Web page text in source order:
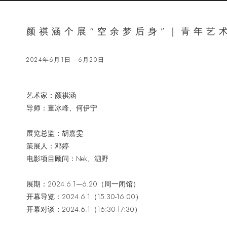
颜祺涵个展“空余梦后身”｜青年艺
2024年6月1日 - 6月20日
艺术家：颜祺涵
导师：董冰峰、何伊宁
展览总监：胡嘉雯
策展人：邓婷
电影项目顾问：Nek、泗野
展期：2024.6.1—6.20（周一闭馆）
开幕导览：2024.6.1（15:30-16:00）
开幕对谈：2024.6.1（16:30-17:30）